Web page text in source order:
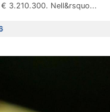
3.210.300. Nell&rsquo...